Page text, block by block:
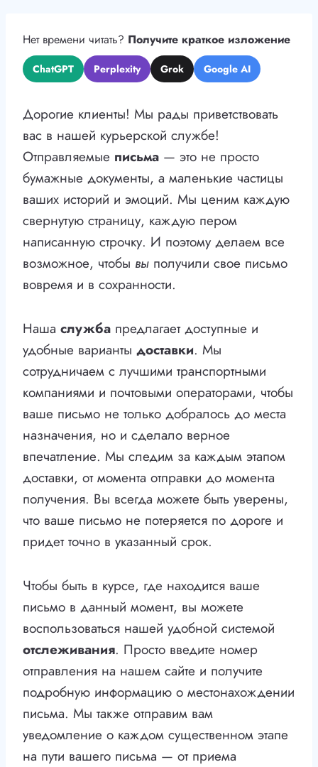
Нет времени читать? Получите краткое изложение
ChatGPT Perplexity Grok Google AI
Дорогие клиенты! Мы рады приветствовать
вас в нашей курьерской службе!
Отправляемые письма — это не просто
бумажные документы, а маленькие частицы
ваших историй и эмоций. Мы ценим каждую
свернутую страницу, каждую пером
написанную строчку. И поэтому делаем все
возможное, чтобы вы получили свое письмо
вовремя и в сохранности.
Наша служба предлагает доступные и
удобные варианты доставки. Мы
сотрудничаем с лучшими транспортными
компаниями и почтовыми операторами, чтобы
ваше письмо не только добралось до места
назначения, но и сделало верное
впечатление. Мы следим за каждым этапом
доставки, от момента отправки до момента
получения. Вы всегда можете быть уверены,
что ваше письмо не потеряется по дороге и
придет точно в указанный срок.
Чтобы быть в курсе, где находится ваше
письмо в данный момент, вы можете
воспользоваться нашей удобной системой
отслеживания. Просто введите номер
отправления на нашем сайте и получите
подробную информацию о местонахождении
письма. Мы также отправим вам
уведомление о каждом существенном этапе
на пути вашего письма — от приема